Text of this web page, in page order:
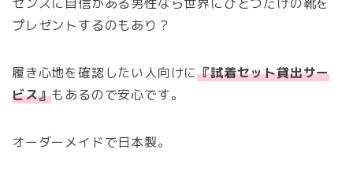
プレゼントするのもあり？
履き心地を確認したい人向けに『試着セット貸出サー
ビス』もあるので安心です。
オーダーメイドで日本製。